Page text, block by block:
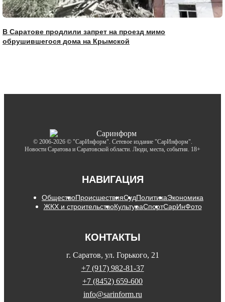
В Саратове продлили запрет на проезд мимо
обрушившегося дома на Крымской
© 2006-2026 © "СарИнформ". Сетевое издание "СарИнформ".
Новости Саратова и Саратовской области. Люди, места, события. 18+
НАВИГАЦИЯ
ОбществоПроисшествияСудПолитикаЭкономика
ЖКХ и строительствоКультураСпортСарИнФото
КОНТАКТЫ
г. Саратов, ул. Горького, 21
+7 (917) 982-81-37
+7 (8452) 659-600
info@sarinform.ru